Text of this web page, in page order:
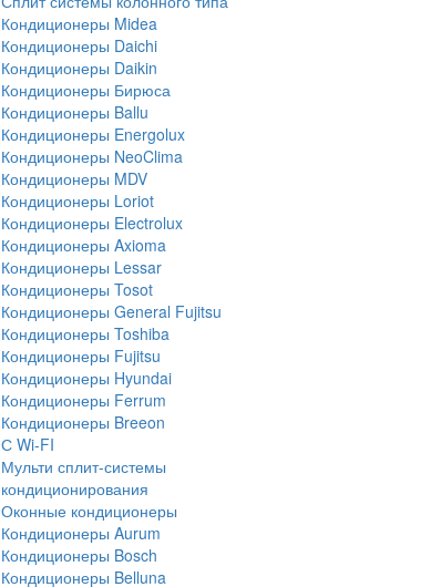
Кондиционеры Midea
Кондиционеры Daichi
Кондиционеры Daikin
Кондиционеры Бирюса
Кондиционеры Ballu
Кондиционеры Energolux
Кондиционеры NeoClima
Кондиционеры MDV
Кондиционеры Loriot
Кондиционеры Electrolux
Кондиционеры Axioma
Кондиционеры Lessar
Кондиционеры Tosot
Кондиционеры General Fujitsu
Кондиционеры Toshiba
Кондиционеры Fujitsu
Кондиционеры Hyundai
Кондиционеры Ferrum
Кондиционеры Breeon
С Wi-FI
Мульти сплит-системы
кондиционирования
Оконные кондиционеры
Кондиционеры Aurum
Кондиционеры Bosch
Кондиционеры Belluna